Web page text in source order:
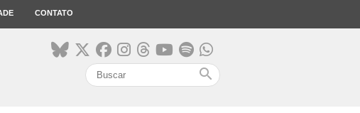
CONTATO
search